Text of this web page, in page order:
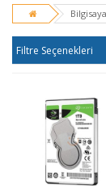
Filtre Seçenekleri